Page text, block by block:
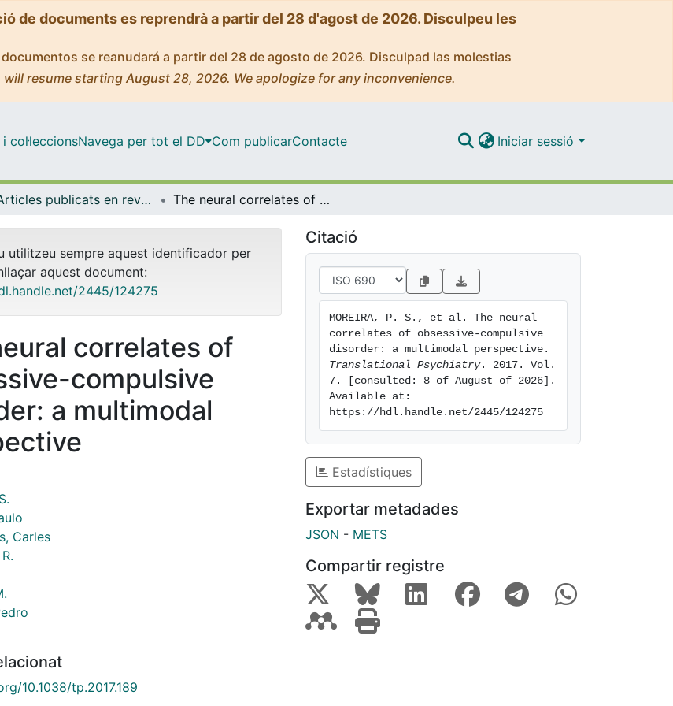
de documents es reprendrà a partir del 28 d'agost de 2026. Disculpeu les
se reanudará a partir del 28 de agosto de 2026. Disculpad las molestias
resume starting August 28, 2026. We apologize for any inconvenience.
col·leccionsNavega per tot el DD Com publicarContacte Iniciar sessió
Articles publicats en revistes (Institut d'lnvestigació Biomèdica de Bellvitge (IDIBELL)) The neural correlates of obsessive-compulsive disorder: a multimodal perspective
utilitzeu sempre aquest identificador per
aquest document:
2445/124275
correlates of
compulsive
a multimodal
Carles
10.1038/tp.2017.189
Citació
MOREIRA, P. S., et al. The neural
correlates of obsessive-compulsive
Translational Psychiatry. 2017. Vol.
7. [consulted: 8 of August of 2026].
Available at:
https://hdl.handle.net/2445/124275
Estadístiques
Exportar metadades
JSON - METS
Compartir registre